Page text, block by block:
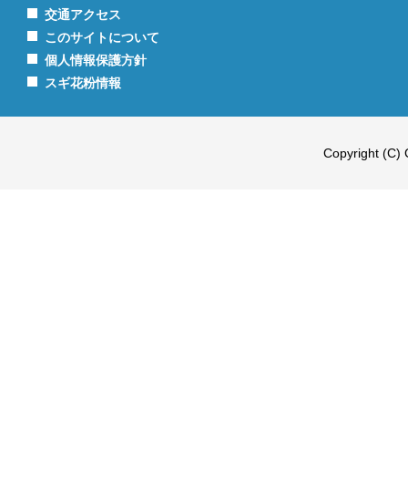
交通アクセス
このサイトについて
個人情報保護方針
スギ花粉情報
Copyright (C)